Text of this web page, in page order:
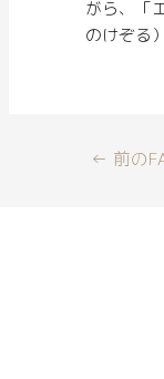
がら、「
のけぞる）
← 前の